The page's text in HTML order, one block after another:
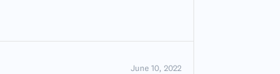
June 10, 2022